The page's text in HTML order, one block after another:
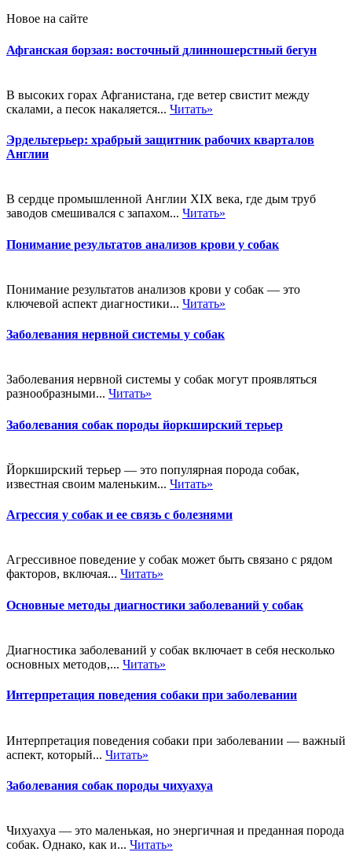
Новое на сайте
Афганская борзая: восточный длинношерстный бегун
В высоких горах Афганистана, где ветер свистит между
скалами, а песок накаляется... Читать»
Эрдельтерьер: храбрый защитник рабочих кварталов
Англии
В сердце промышленной Англии XIX века, где дым труб
заводов смешивался с запахом... Читать»
Понимание результатов анализов крови у собак
Понимание результатов анализов крови у собак — это
ключевой аспект диагностики... Читать»
Заболевания нервной системы у собак
Заболевания нервной системы у собак могут проявляться
разнообразными... Читать»
Заболевания собак породы йоркширский терьер
Йоркширский терьер — это популярная порода собак,
известная своим маленьким... Читать»
Агрессия у собак и ее связь с болезнями
Агрессивное поведение у собак может быть связано с рядом
факторов, включая... Читать»
Основные методы диагностики заболеваний у собак
Диагностика заболеваний у собак включает в себя несколько
основных методов,... Читать»
Интерпретация поведения собаки при заболевании
Интерпретация поведения собаки при заболевании — важный
аспект, который... Читать»
Заболевания собак породы чихуахуа
Чихуахуа — это маленькая, но энергичная и преданная порода
собак. Однако, как и... Читать»